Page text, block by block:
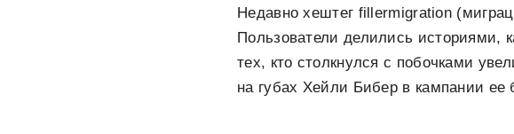
Недавно хештег fillermigration
Пользователи делились историями,
тех, кто столкнулся с побочками
на губах Хейли Бибер в кампании ее